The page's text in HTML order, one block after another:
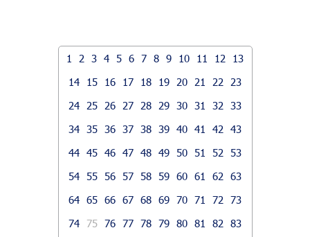
1 2 3 4 5 6 7 8 9 10 11 12
13
14
15 16 17 18 19 20 21 22
23
24
25 26 27 28 29 30 31 32
33
34 35 36 37 38 39 40 41 42
43
44 45 46 47 48 49 50 51 52
53
54 55 56 57 58 59 60 61 62
63
64 65 66 67 68 69 70 71 72
73
74
75 76 77 78 79 80 81 82
83